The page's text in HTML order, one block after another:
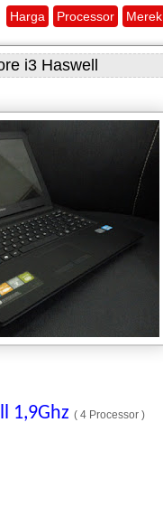
Harga Processor Merek
i3 Haswell
1,9Ghz ( 4 Processor )